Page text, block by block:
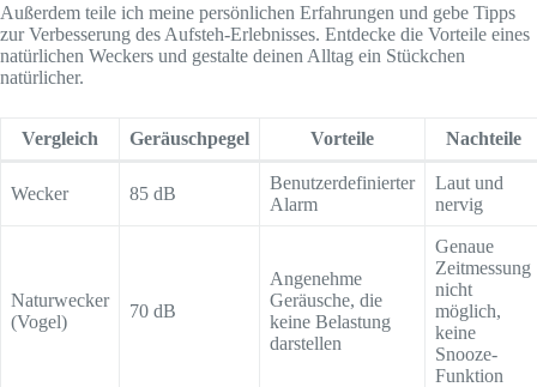
Außerdem teile ich meine persönlichen Erfahrungen und gebe Tipps
zur Verbesserung des Aufsteh-Erlebnisses. Entdecke die Vorteile eines
natürlichen Weckers und gestalte deinen Alltag ein Stückchen
natürlicher.
Vergleich Geräuschpegel Vorteile Nachteile
Wecker 85 dB
Benutzerdefinierter
Alarm
Laut und
nervig
Naturwecker
(Vogel)
70 dB
Angenehme
Geräusche, die
keine Belastung
darstellen
Genaue
Zeitmessung
nicht
möglich,
keine
Snooze-
Funktion